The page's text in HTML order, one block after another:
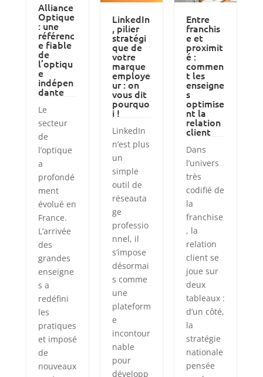
Alliance
Optique
: une
référenc
e fiable
de
l’optiqu
e
indépen
dante
Le
secteur
de
l’optique
a
profondé
ment
évolué en
France.
L’arrivée
des
grandes
enseigne
s a
redéfini
les
pratiques
et imposé
de
nouveaux
LinkedIn
, pilier
stratégi
que de
votre
marque
employe
ur : on
vous dit
pourquo
i !
LinkedIn
n’est plus
un
simple
outil de
réseauta
ge
professio
nnel, il
s’impose
désormai
s comme
une
plateform
e
incontour
nable
pour
développ
Entre
franchis
e et
proximit
é :
commen
t les
enseigne
s
optimise
nt la
relation
client
Dans
l’univers
très
codifié de
la
franchise
, la
relation
client se
joue sur
deux
tableaux :
d’un côté,
la
stratégie
nationale
pensée